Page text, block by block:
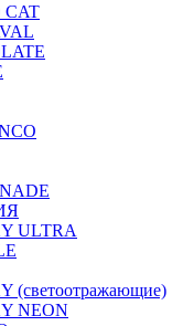
ULTRA
NEON